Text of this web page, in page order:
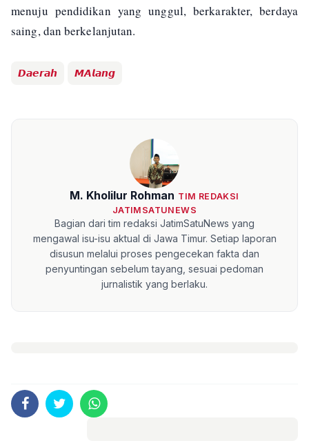
menuju pendidikan yang unggul, berkarakter, berdaya
saing, dan berkelanjutan.
𝘿𝙖𝙚𝙧𝙖𝙝 𝙈𝘼𝙡𝙖𝙣𝙜
M. Kholilur Rohman TIM REDAKSI
JATIMSATUNEWS
Bagian dari tim redaksi JatimSatuNews yang
mengawal isu-isu aktual di Jawa Timur. Setiap laporan
disusun melalui proses pengecekan fakta dan
penyuntingan sebelum tayang, sesuai pedoman
jurnalistik yang berlaku.